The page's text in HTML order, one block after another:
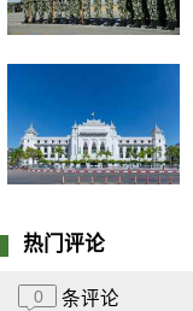
热门评论
0 条评论